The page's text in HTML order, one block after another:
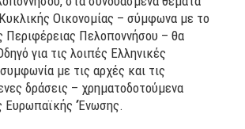
Οικονομίας – σύμφωνα με το
Περιφέρειας Πελοποννήσου – θα
για τις λοιπές Ελληνικές
με τις αρχές και τις
δράσεις – χρηματοδοτούμενα
Ευρωπαϊκής ‘Ένωσης.